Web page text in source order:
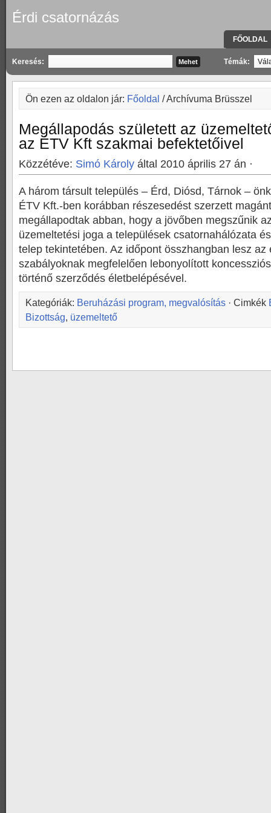
Érdi csatornázás
FŐOLDAL
Keresés: Témák:
Ön ezen az oldalon jár: Főoldal / Archívuma Brüsszel
Megállapodás született az
az ÉTV Kft szakmai befektetőivel
Közzétéve: Simó Károly által 2010 április 27 án ·
A három társult település – Érd, Diósd, Tárnok –
ÉTV Kft.-ben korábban részesedést szerzett
megállapodtak abban, hogy a jövőben megszűnik
üzemeltetési joga a települések csatornahálózata
telep tekintetében. Az időpont összhangban lesz az
szabályoknak megfelelően lebonyolított
történő szerződés életbelépésével.
Kategóriák: Beruházási program, megvalósítás · Cimkék
Bizottság, üzemeltető